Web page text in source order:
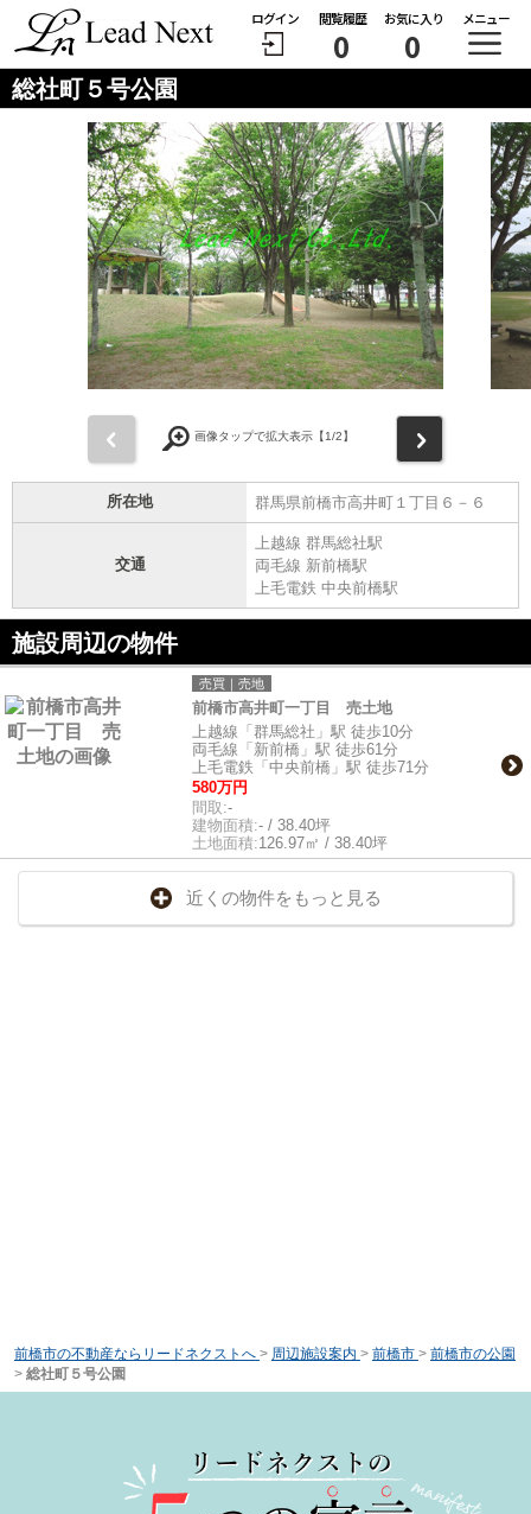
ログイン 閲覧履歴
0
お気に入り
0
メニュー
総社町５号公園
画像タップで拡大表示【1/2】
所在地 群馬県前橋市高井町１丁目６－６
交通
上越線 群馬総社駅
両毛線 新前橋駅
上毛電鉄 中央前橋駅
施設周辺の物件
売買｜売地
前橋市高井町一丁目 売土地
上越線「群馬総社」駅 徒歩10分
両毛線「新前橋」駅 徒歩61分
上毛電鉄「中央前橋」駅 徒歩71分
580万円
間取:-
建物面積:- / 38.40坪
土地面積:126.97㎡ / 38.40坪
近くの物件をもっと見る
前橋市の不動産ならリードネクストへ > 周辺施設案内 > 前橋市 > 前橋市の公園
> 総社町５号公園